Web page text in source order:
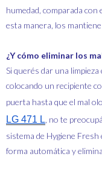
humedad, comparada con
esta manera, los
¿Y cómo eliminar los
Si querés dar una
colocando un recipiente
puerta hasta que el mal
LG 471 L , no te
sistema de Hygiene
forma automática y